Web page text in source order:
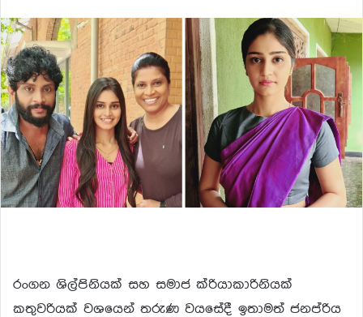
රංගන ශිල්පිනියක් සහ සමාජ ක්රියාකාරිනියක්
කතුවරියක් වශයෙන් තරුණ වයසේදී ඉතාමත් ජනප්රිය